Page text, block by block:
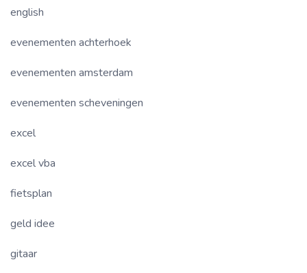
english
evenementen achterhoek
evenementen amsterdam
evenementen scheveningen
excel
excel vba
fietsplan
geld idee
gitaar